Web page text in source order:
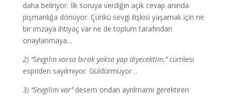
daha beliriyor. İlk soruya verdiğin açık cevap anında
pişmanlığa dönüyor. Çünkü sevgi ilişkisi yaşamak için ne
bir imzaya ihtiyaç var ne de toplum tarafından
onaylanmaya…
2) ‘‘Sevgilin varsa bırak yoksa yap diyecektim.’’cümlesi
espriden sayılmıyor. Güldürmüyor…
3) ‘‘Sevgilim var’’desem ondan ayrılmamı gerektiren